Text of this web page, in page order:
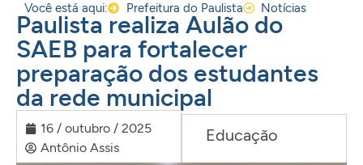
Você está aqui: Prefeitura do Paulista Notícias
Paulista realiza Aulão do
SAEB para fortalecer
preparação dos estudantes
da rede municipal
16 / outubro / 2025
Antônio Assis
Educação